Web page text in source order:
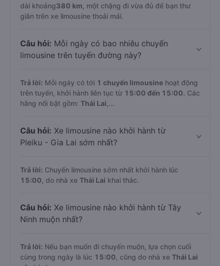
dài khoảng380 km , một chặng đi vừa đủ để bạn thư
giãn trên xe limousine thoải mái.
Câu hỏi: Mỗi ngày có bao nhiêu chuyến
limousine trên tuyến đường này?
Trả lời: Mỗi ngày có tới 1 chuyến limousine hoạt động
trên tuyến, khởi hành liên tục từ 15:00 đến 15:00. Các
hãng nổi bật gồm: Thái Lai ,...
Câu hỏi: Xe limousine nào khởi hành từ
Pleiku - Gia Lai sớm nhất?
Trả lời: Chuyến limousine sớm nhất khởi hành lúc
15:00 , do nhà xe Thái Lai khai thác.
Câu hỏi: Xe limousine nào khởi hành từ Tây
Ninh muộn nhất?
Trả lời: Nếu bạn muốn đi chuyến muộn, lựa chọn cuối
cùng trong ngày là lúc 15:00 , cũng do nhà xe Thái Lai